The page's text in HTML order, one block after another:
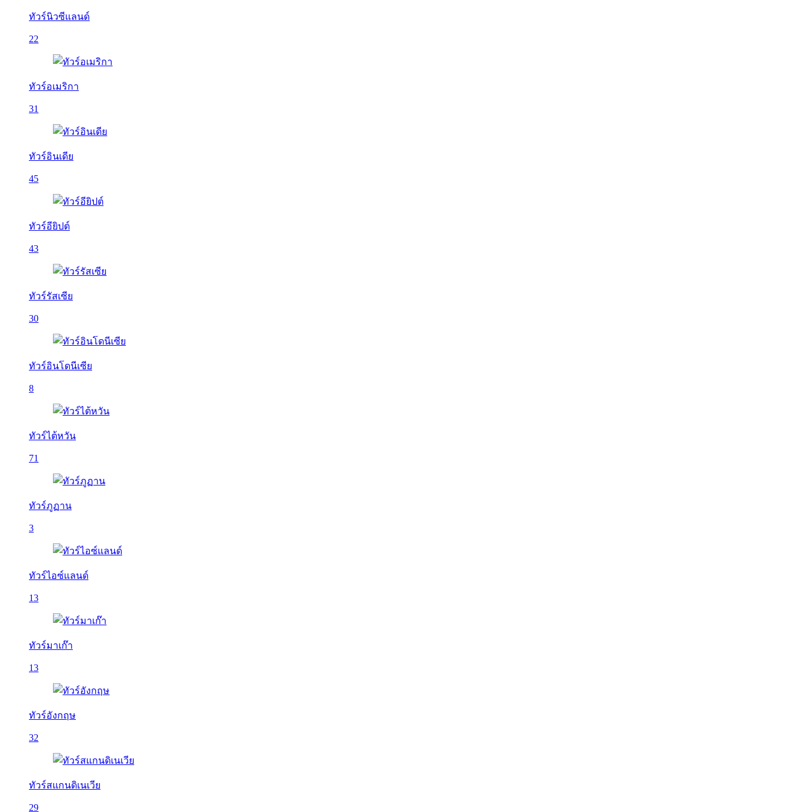
ทัวร์นิวซีแลนด์
22
ทัวร์อเมริกา
31
ทัวร์อินเดีย
45
ทัวร์อียิปต์
43
ทัวร์รัสเซีย
30
ทัวร์อินโดนีเซีย
8
ทัวร์ไต้หวัน
71
ทัวร์ภูฏาน
3
ทัวร์ไอซ์แลนด์
13
ทัวร์มาเก๊า
13
ทัวร์อังกฤษ
32
ทัวร์สแกนดิเนเวีย
29